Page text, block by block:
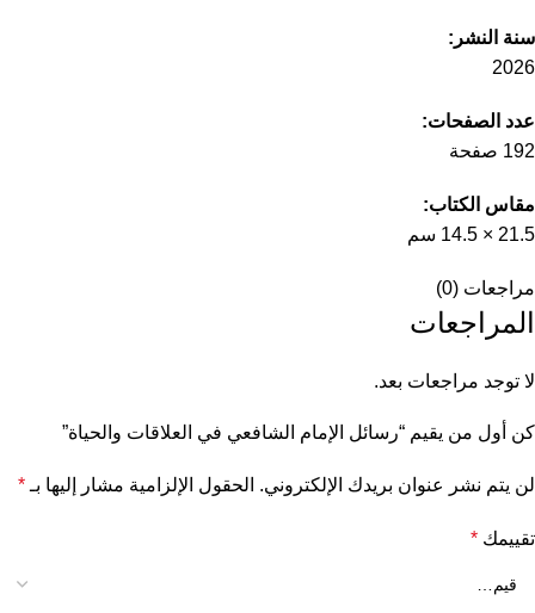
سنة النشر:
2026
عدد الصفحات:
192 صفحة
مقاس الكتاب:
21.5 × 14.5 سم
مراجعات (0)
المراجعات
لا توجد مراجعات بعد.
كن أول من يقيم “رسائل الإمام الشافعي في العلاقات والحياة”
لن يتم نشر عنوان بريدك الإلكتروني. الحقول الإلزامية مشار إليها بـ *
تقييمك *